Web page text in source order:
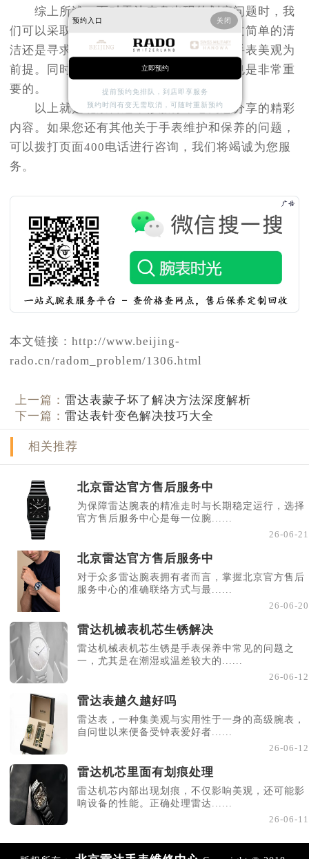
综上所述，面对雷达表盘出现的划痕问题时，我
们可以采取多种措施进行处理。无论是通过简单的清
洁还是寻求专业帮助，都应以保护和恢复手表美观为
前提。同时，在日常使用中加强防护措施也是非常重
要的。
以上就是
北京雷达维修服务中心为您分享的精彩
内容。如果您还有其他关于手表维护和保养的问题，
可以拨打页面400电话进行咨询，我们将竭诚为您服
务。
本文链接：http://www.beijing-
rado.cn/radom_problem/1306.html
上一篇：雷达表蒙子坏了解决方法深度解析
下一篇：雷达表针变色解决技巧大全
相关推荐
北京雷达官方售后服务中
为保障雷达腕表的精准走时与长期稳定运行，选择
官方售后服务中心是每一位腕......
26-06-21
北京雷达官方售后服务中
对于众多雷达腕表拥有者而言，掌握北京官方售后
服务中心的准确联络方式与最......
26-06-20
雷达机械表机芯生锈解决
雷达机械表机芯生锈是手表保养中常见的问题之
一，尤其是在潮湿或温差较大的......
26-06-12
雷达表越久越好吗
雷达表，一种集美观与实用性于一身的高级腕表，
自问世以来便备受钟表爱好者......
26-06-12
雷达机芯里面有划痕处理
雷达机芯内部出现划痕，不仅影响美观，还可能影
响设备的性能。正确处理雷达......
26-06-11
预约入口 关闭
立即预约
提前预约免排队，到店即享服务
预约时间有变无需取消，可随时重新预约